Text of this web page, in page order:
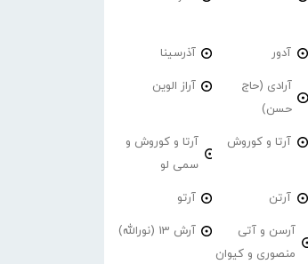
آدور آذرسینا
آرادی (حاج
حسن)
آراز الوین
آرتا و کوروش
آرتا و کوروش و
سمی لو
آرتن آرتو
آرسن و آتی
منصوری و کیوان
آرش 13 (نورالله)